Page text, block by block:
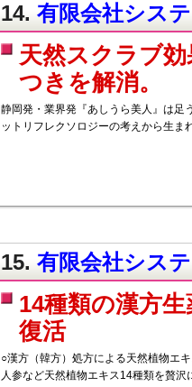
14. 有限会社シス
天然スクラブ
つきを解消。
静岡発・業界発『あしうら美人』は足
ットリフレクソロジーの考えから生ま
15. 有限会社シス
14種類の漢方
復活
○漢方（韓方）処方による天然植物エ
人参など天然植物エキス14種類を贅沢